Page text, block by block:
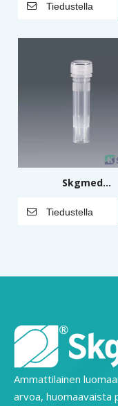
ml Itsestään
Tiedustella
Skgmed
ml Itsestään
Tiedustella
Ammattilainen
arvoa, huomaavaista